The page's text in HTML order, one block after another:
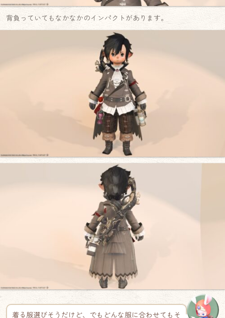
背負っていてもなかなかのインパクトがあります。
着る服選びそうだけど、でもどんな服に合わせてもそ